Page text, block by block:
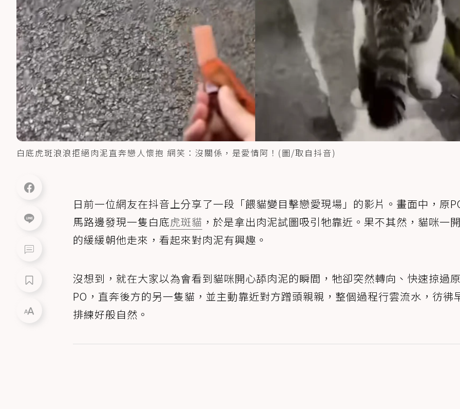
白底虎斑浪浪拒絕肉泥直奔戀人懷抱 網笑：沒關係，是愛情阿！(圖/取自抖音)
日前一位網友在抖音上分享了一段「餵貓變目擊戀愛現場」的影片。畫面中，原
馬路邊發現一隻白底虎斑貓 ，於是拿出肉泥試圖吸引牠靠近。果不其然，貓咪一
的緩緩朝他走來，看起來對肉泥有興趣。
沒想到，就在大家以為會看到貓咪開心舔肉泥的瞬間，牠卻突然轉向、快速掠過
PO，直奔後方的另一隻貓，並主動靠近對方蹭頭親親，整個過程行雲流水，彷彿
排練好般自然。